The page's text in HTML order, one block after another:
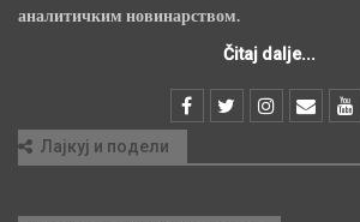
аналитичким новинарством.
Čitaj dalje...
Лајкуј и подели